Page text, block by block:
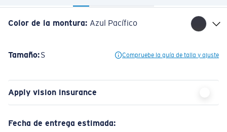
Color de la montura: Azul Pacífico
Tamaño:S Compruebe la guía de talla y ajuste
Apply vision insurance
Fecha de entrega estimada: